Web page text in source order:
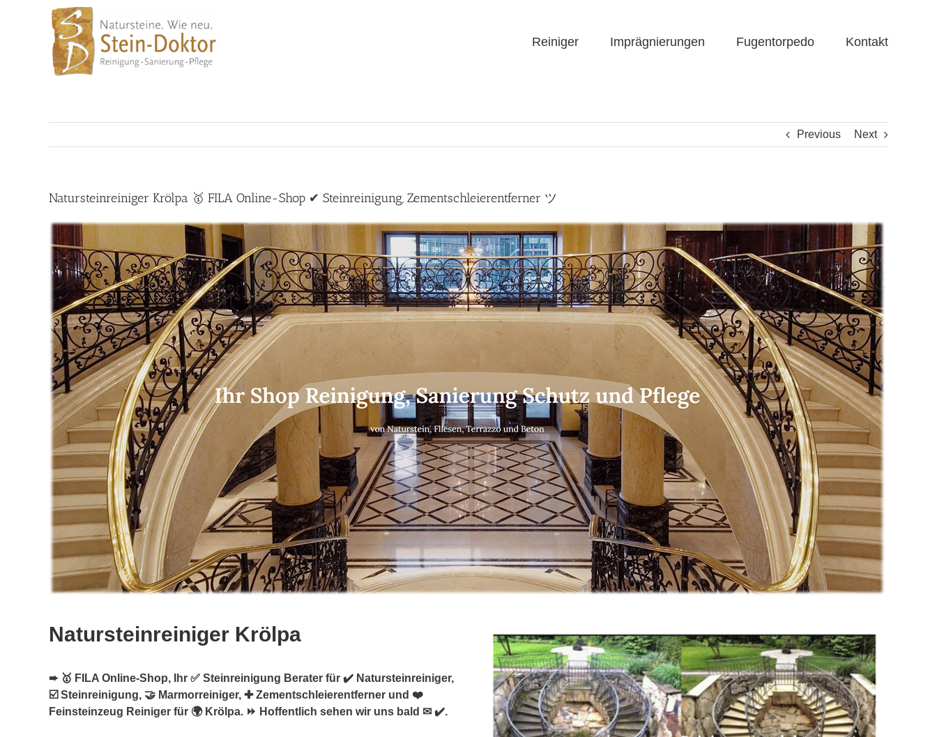
Reiniger Imprägnierungen Fugentorpedo Kontakt
Previous Next
Natursteinreiniger Krölpa 🥇 FILA Online-Shop ✔ Steinreinigung, Zementschleierentferner ツ
Natursteinreiniger Krölpa
➨ 🥇 FILA Online-Shop, Ihr ✅ Steinreinigung Berater für ✔️ Natursteinreiniger,
☑️ Steinreinigung, 🤝 Marmorreiniger, ✚ Zementschleierentferner und ❤️
Feinsteinzeug Reiniger für 🌍 Krölpa. ⏩ Hoffentlich sehen wir uns bald ✉ ✔️.